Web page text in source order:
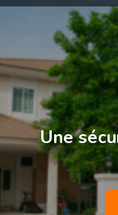
Une